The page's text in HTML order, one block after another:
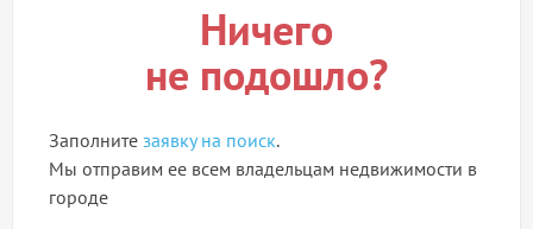
Ничего
не подошло?
Заполните заявку на поиск.
Мы отправим ее всем владельцам недвижимости в
городе